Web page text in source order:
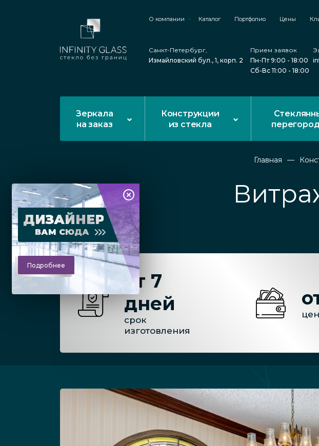
О компании Каталог Портфолио Цены
Санкт-Петербург,
Измайловский бул., 1, корп. 2
Прием заявок
Пн-Пт 9:00 - 18:00
Сб-Вс 11:00 - 18:00
Зеркала
на заказ
Конструкции
из стекла
Главная
ДИЗАЙНЕР
ВАМ СЮДА
Подробнее
от 7
дней
срок
изготовления